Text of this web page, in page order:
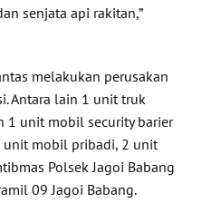
senjata api rakitan,”
melakukan perusakan
Antara lain 1 unit truk
1 unit mobil security barier
unit mobil pribadi, 2 unit
Polsek Jagoi Babang
09 Jagoi Babang.